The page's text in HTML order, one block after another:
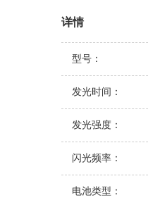
详情
型号：
发光时间：
发光强度：
闪光频率：
电池类型：